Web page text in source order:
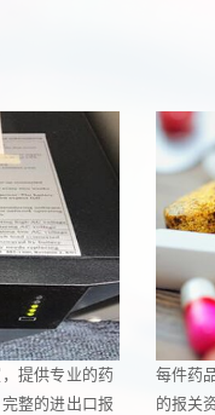
提供专业的药
整的进出口报
每件药
的报关